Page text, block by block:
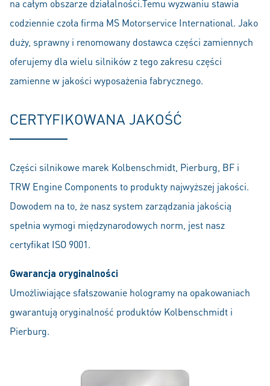
na całym obszarze działalności.Temu wyzwaniu stawia
codziennie czoła firma MS Motorservice International. Jako
duży, sprawny i renomowany dostawca części zamiennych
oferujemy dla wielu silników z tego zakresu części
zamienne w jakości wyposażenia fabrycznego.
CERTYFIKOWANA JAKOŚĆ
Części silnikowe marek Kolbenschmidt, Pierburg, BF i
TRW Engine Components to produkty najwyższej jakości.
Dowodem na to, że nasz system zarządzania jakością
spełnia wymogi międzynarodowych norm, jest nasz
certyfikat ISO 9001.
Gwarancja oryginalności
Umożliwiające sfałszowanie hologramy na opakowaniach
gwarantują oryginalność produktów Kolbenschmidt i
Pierburg.